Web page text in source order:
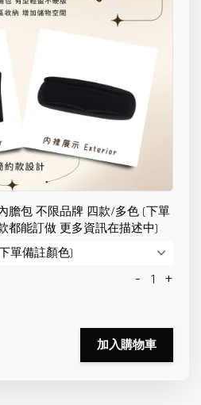
膽包 不限品牌 四款/多色 (下單
都能訂做 更多資訊在描述中)
- +
加入購物車